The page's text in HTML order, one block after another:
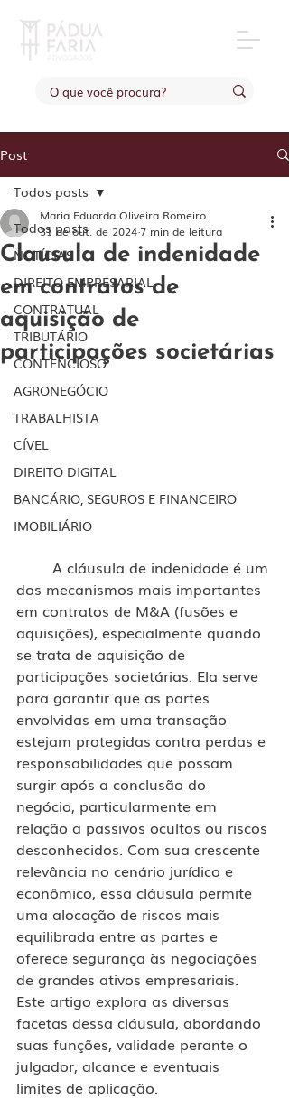
Post
Todos posts
NOTÍCIAS
DIREITO EMPRESARIAL
CONTRATUAL
TRIBUTÁRIO
CONTENCIOSO
AGRONEGÓCIO
TRABALHISTA
CÍVEL
DIREITO DIGITAL
BANCÁRIO, SEGUROS E FINANCEIRO
IMOBILIÁRIO
Todos posts
Clausula de indenidade
em contratos de
aquisição de
participações societárias
Maria Eduarda Oliveira Romeiro
31 de out. de 2024 7 min de leitura
dos mecanismos mais importantes
em contratos de M&A (fusões e
aquisições), especialmente quando
se trata de aquisição de
participações societárias. Ela serve
para garantir que as partes
envolvidas em uma transação
estejam protegidas contra perdas e
responsabilidades que possam
surgir após a conclusão do
negócio, particularmente em
relação a passivos ocultos ou riscos
desconhecidos. Com sua crescente
relevância no cenário jurídico e
econômico, essa cláusula permite
uma alocação de riscos mais
equilibrada entre as partes e
oferece segurança às negociações
de grandes ativos empresariais.
Este artigo explora as diversas
facetas dessa cláusula, abordando
suas funções, validade perante o
julgador, alcance e eventuais
limites de aplicação.